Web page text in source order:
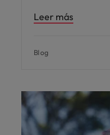
Leer más
Blog